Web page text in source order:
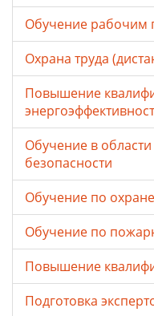
Обучение рабочим
Охрана труда
Повышение
Обучение в
безопасности
Обучение по
Обучение по
Повышение
Подготовка